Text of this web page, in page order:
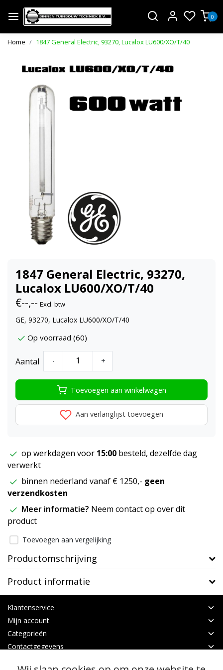
0
Home 1847 General Electric, 93270, Lucalox LU600/XO/T/40
1847 General Electric, 93270,
Lucalox LU600/XO/T/40
€--,-- Excl. btw
GE, 93270, Lucalox LU600/XO/T/40
Op voorraad (60)
Aantal - +
Toevoegen aan winkelwagen
Aan verlanglijst toevoegen
op werkdagen voor 15:00 besteld, dezelfde dag
verwerkt
binnen nederland vanaf € 1250,- geen
verzendkosten
Meer informatie? Neem contact op over dit
product
Toevoegen aan vergelijking
Productomschrijving
Product informatie
Klantenservice
Mijn account
Categorieën
Contactgegevens